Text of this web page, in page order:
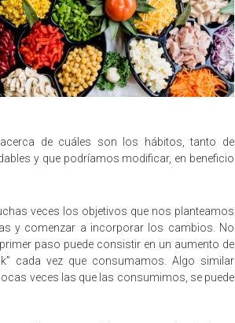
de cuáles son los hábitos, tanto de
y que podríamos modificar, en beneficio
veces los objetivos que nos planteamos
y comenzar a incorporar los cambios. No
paso puede consistir en un aumento de
cada vez que consumamos. Algo similar
veces las que las consumimos, se puede